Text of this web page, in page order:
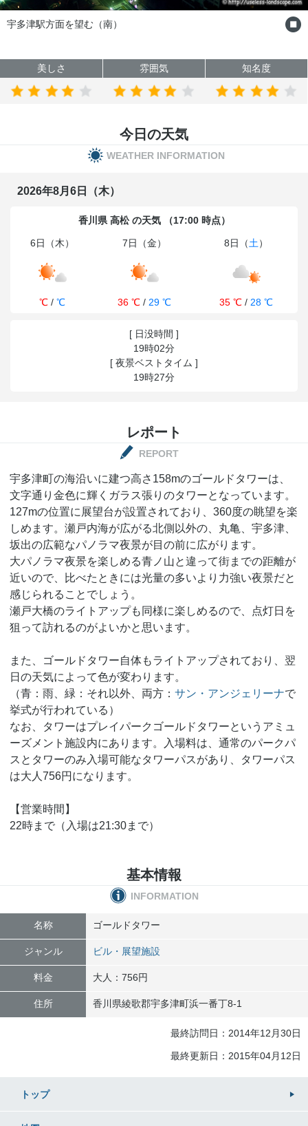
宇多津駅方面を望む（南）
美しさ 雰囲気 知名度
今日の天気
WEATHER INFORMATION
2026年8月6日（木）
香川県 高松 の天気 （17:00 時点）
6日（木） 7日（金） 8日（土）
℃/ ℃ 36 ℃/ 29 ℃ 35 ℃ / 28 ℃
[ 日没時間 ]
19時02分
[ 夜景ベストタイム ]
19時27分
レポート
REPORT
宇多津町の海沿いに建つ高さ158mのゴールドタワーは、
文字通り金色に輝くガラス張りのタワーとなっています。
127mの位置に展望台が設置されており、360度の眺望を楽
しめます。瀬戸内海が広がる北側以外の、丸亀、宇多津、
坂出の広範なパノラマ夜景が目の前に広がります。
大パノラマ夜景を楽しめる青ノ山と違って街までの距離が
近いので、比べたときには光量の多いより力強い夜景だと
感じられることでしょう。
瀬戸大橋のライトアップも同様に楽しめるので、点灯日を
狙って訪れるのがよいかと思います。
また、ゴールドタワー自体もライトアップされており、翌
日の天気によって色が変わります。
（青：雨、緑：それ以外、両方： サン・アンジェリーナで
挙式が行われている）
なお、タワーはプレイパークゴールドタワーというアミュ
ーズメント施設内にあります。入場料は、通常のパークパ
スとタワーのみ入場可能なタワーパスがあり、タワーパス
は大人756円になります。
【営業時間】
22時まで（入場は21:30まで）
基本情報
INFORMATION
名称 ゴールドタワー
ジャンル ビル・展望施設
料金 大人：756円
住所 香川県綾歌郡宇多津町浜一番丁8-1
最終訪問日：2014年12月30日
最終更新日：2015年04月12日
トップ